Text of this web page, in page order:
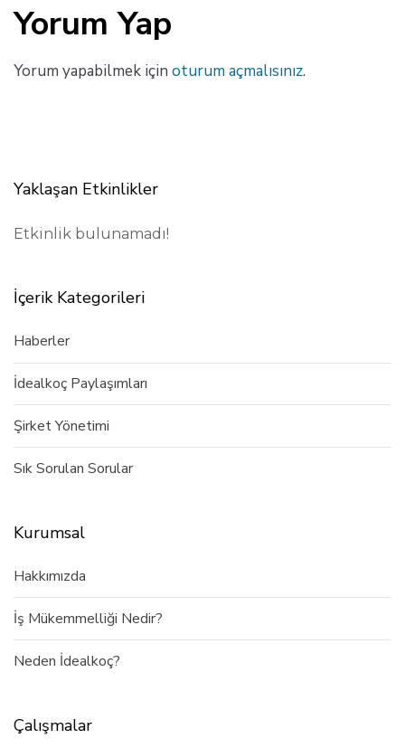
Yorum Yap
Yorum yapabilmek için oturum açmalısınız.
Yaklaşan Etkinlikler
Etkinlik bulunamadı!
İçerik Kategorileri
Haberler
İdealkoç Paylaşımları
Şirket Yönetimi
Sık Sorulan Sorular
Kurumsal
Hakkımızda
İş Mükemmelliği Nedir?
Neden İdealkoç?
Çalışmalar